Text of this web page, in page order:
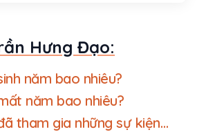
Hưng Đạo:
năm bao nhiêu?
năm bao nhiêu?
tham gia những sự kiện